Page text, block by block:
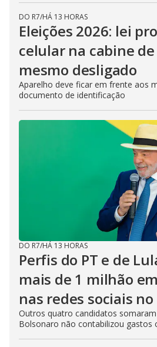
DO R7/HÁ 13 HORAS
Eleições 2026: lei
celular na cabine
mesmo desligado
Aparelho deve ficar em frente aos
documento de identificação
DO R7/HÁ 13 HORAS
Perfis do PT e de
mais de 1 milhão
nas redes sociais
Outros quatro candidatos somaram
Bolsonaro não contabilizou gastos